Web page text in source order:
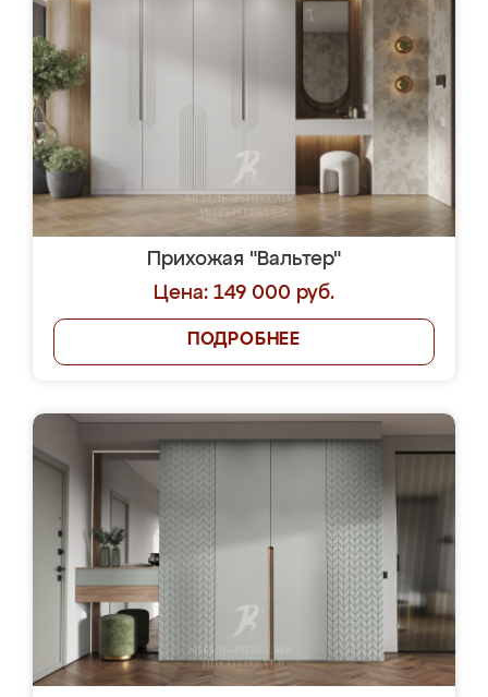
Прихожая "Вальтер"
Цена: 149 000 руб.
ПОДРОБНЕЕ